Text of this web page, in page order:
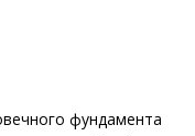
фундамента